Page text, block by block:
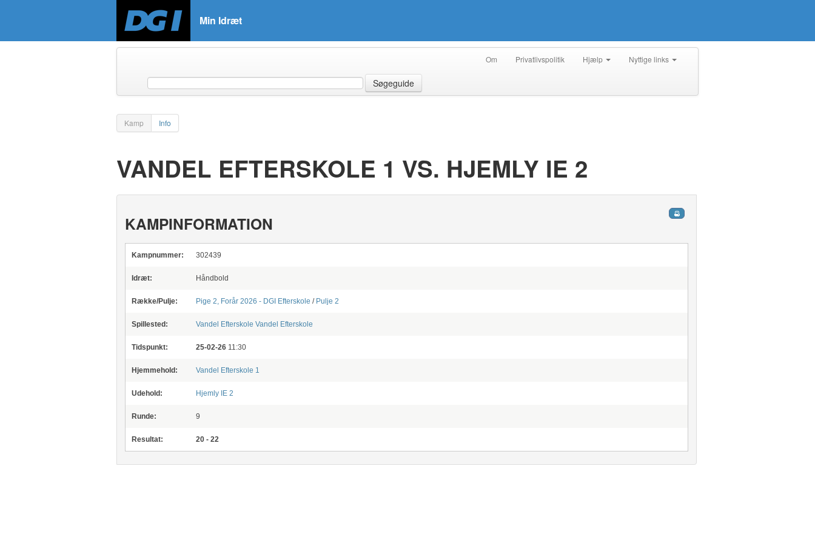
Min Idræt
Om Privatlivspolitik Hjælp Nyttige links
Søgeguide
Kamp Info
VANDEL EFTERSKOLE 1 VS. HJEMLY IE 2
KAMPINFORMATION
Kampnummer: 302439
Idræt: Håndbold
Række/Pulje: Pige 2, Forår 2026 - DGI Efterskole / Pulje 2
Spillested: Vandel Efterskole Vandel Efterskole
Tidspunkt: 25-02-26 11:30
Hjemmehold: Vandel Efterskole 1
Udehold: Hjemly IE 2
Runde: 9
Resultat: 20 - 22